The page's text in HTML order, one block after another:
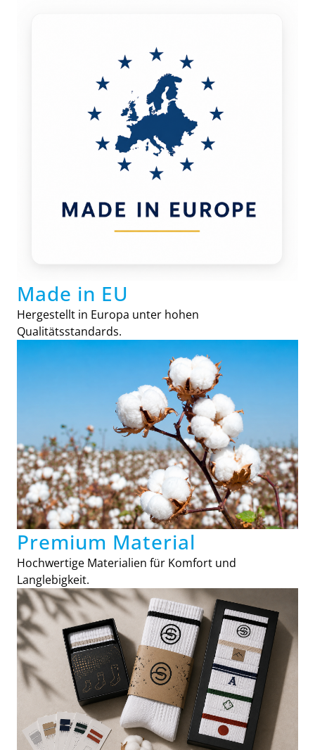
Made in EU
Hergestellt in Europa unter hohen
Qualitätsstandards.
Premium Material
Hochwertige Materialien für Komfort und
Langlebigkeit.